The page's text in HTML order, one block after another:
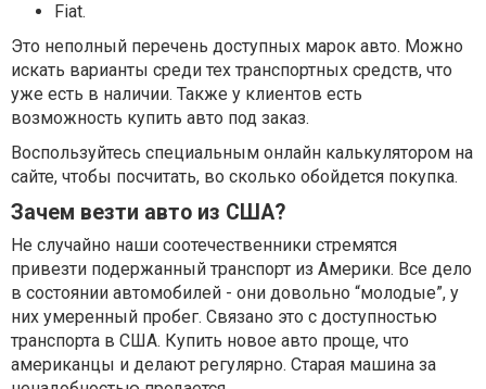
Fiat.
Это неполный перечень доступных марок авто. Можно
искать варианты среди тех транспортных средств, что
уже есть в наличии. Также у клиентов есть
возможность купить авто под заказ.
Воспользуйтесь специальным онлайн калькулятором на
сайте, чтобы посчитать, во сколько обойдется покупка.
Зачем везти авто из США?
Не случайно наши соотечественники стремятся
привезти подержанный транспорт из Америки. Все дело
в состоянии автомобилей - они довольно “молодые”, у
них умеренный пробег. Связано это с доступностью
транспорта в США. Купить новое авто проще, что
американцы и делают регулярно. Старая машина за